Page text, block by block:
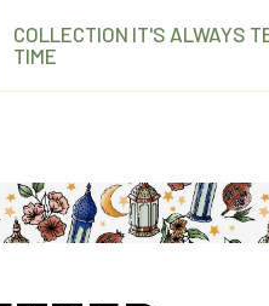
COLLECTION IT'S ALWAYS
TIME